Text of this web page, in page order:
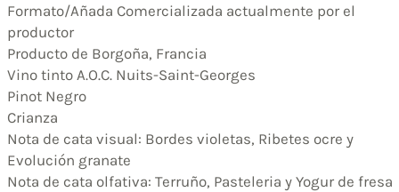
Formato/Añada Comercializada actualmente por el
productor
Producto de Borgoña, Francia
Vino tinto A.O.C. Nuits-Saint-Georges
Pinot Negro
Crianza
Nota de cata visual: Bordes violetas, Ribetes ocre y
Evolución granate
Nota de cata olfativa: Terruño, Pasteleria y Yogur de fresa